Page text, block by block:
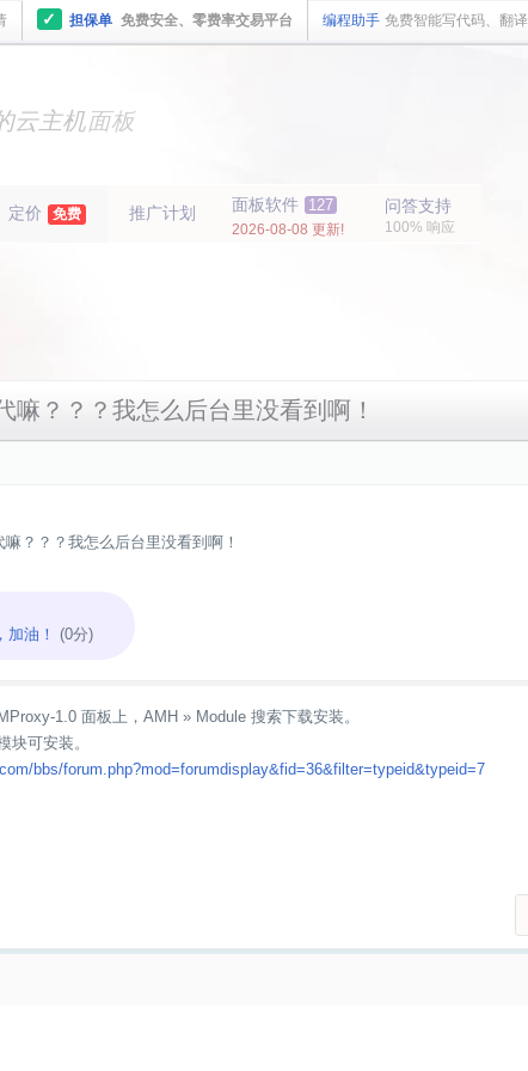
✓ 担保单 免费安全、零费率交易平台 编程助手 免费智能写代码、翻译
量纯净
定价 免费 推广计划 面板软件 127
2026-08-08 更新!
问答支持
100% 响应
嘛？？？我怎么后台里没看到啊！
？？？我怎么后台里没看到啊！
加油！ (0分)
1.0 面板上，AMH » Module 搜索下载安装。
块可安装。
bbs/forum.php?mod=forumdisplay&fid=36&filter=typeid&typeid=7